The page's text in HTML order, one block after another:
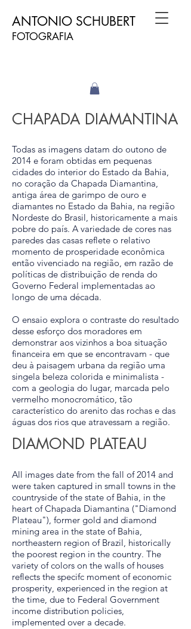
FOTOGRAFIA
​ANTONIO SCHUBERT​
CHAPADA DIAMANTINA
Todas as imagens datam do outono de
2014 e foram obtidas em pequenas
cidades do interior do Estado da Bahia,
no coração da Chapada Diamantina,
antiga área de garimpo de ouro e
diamantes no Estado da Bahia, na região
Nordeste do Brasil, historicamente a mais
pobre do país. A variedade de cores nas
paredes das casas reflete o relativo
momento de prosperidade econômica
então vivenciado na região, em razão de
políticas de distribuição de renda do
Governo Federal implementadas ao
longo de uma década.
O ensaio explora o contraste do resultado
desse esforço dos moradores em
demonstrar aos vizinhos a boa situação
financeira em que se encontravam - que
deu à paisagem urbana da região uma
singela beleza colorida e minimalista -
com a geologia do lugar, marcada pelo
vermelho monocromático, tão
característico do arenito das rochas e das
águas dos rios que atravessam a região.
DIAMOND PLATEAU
All images date from the fall of 2014 and
were taken captured in small towns in the
countryside of the state of Bahia, in the
heart of Chapada Diamantina ("Diamond
Plateau"), former gold and diamond
mining area in the state of Bahia,
northeastern region of Brazil, historically
the poorest region in the country. The
variety of colors on the walls of houses
reflects the specifc moment of economic
prosperity, experienced in the region at
the time, due to Federal Government
income distribution policies,
implemented over a decade.